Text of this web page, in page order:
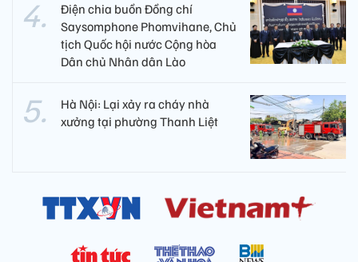
Điện chia buồn Đồng chí
Saysomphone Phomvihane, Chủ
tịch Quốc hội nước Cộng hòa
Dân chủ Nhân dân Lào
Hà Nội: Lại xảy ra cháy nhà
xưởng tại phường Thanh Liệt